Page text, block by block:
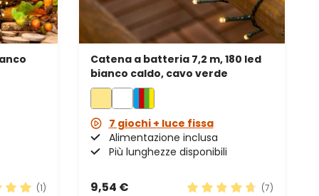
(1)
Catena a batteria 7,2 m, 180 led
bianco caldo, cavo verde
7 giochi + luce fissa
Alimentazione inclusa
Più lunghezze disponibili
9,54 €
(7)